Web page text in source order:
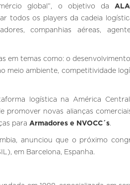
global”, o objetivo da
todos os players da cadeia
companhias aéreas,
em temas como: o
meio ambiente, competitividade
logística na América
promover novas alianças
para Armadores e NVOCC´s.
anunciou que o próximo
em Barcelona, Espanha.